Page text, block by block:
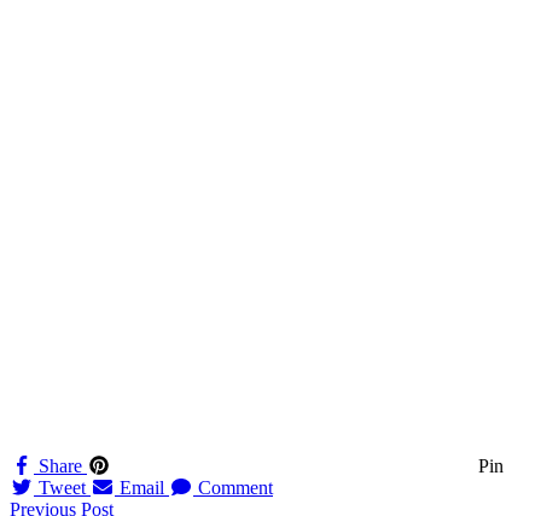
Share
Pin
Tweet
Email Comment
Previous Post